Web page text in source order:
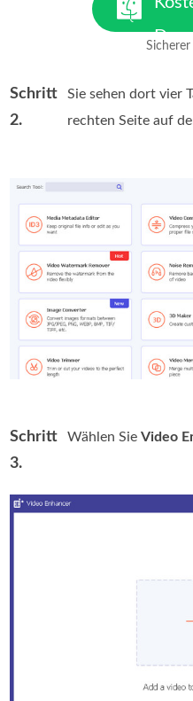
Schritt
2.
Sie sehen dort vier
rechten Seite auf
Schritt
3.
Wählen SieVideo